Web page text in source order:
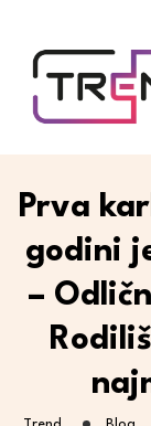
Prva
godini
–